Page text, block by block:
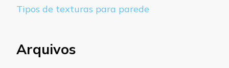
Tipos de texturas para parede
Arquivos